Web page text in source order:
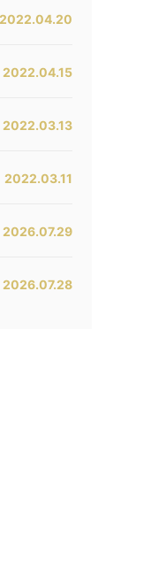
2022.04.20
2022.04.15
2022.03.13
2022.03.11
2026.07.29
2026.07.28